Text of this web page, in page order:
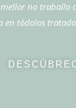
no traballo
en tódolos